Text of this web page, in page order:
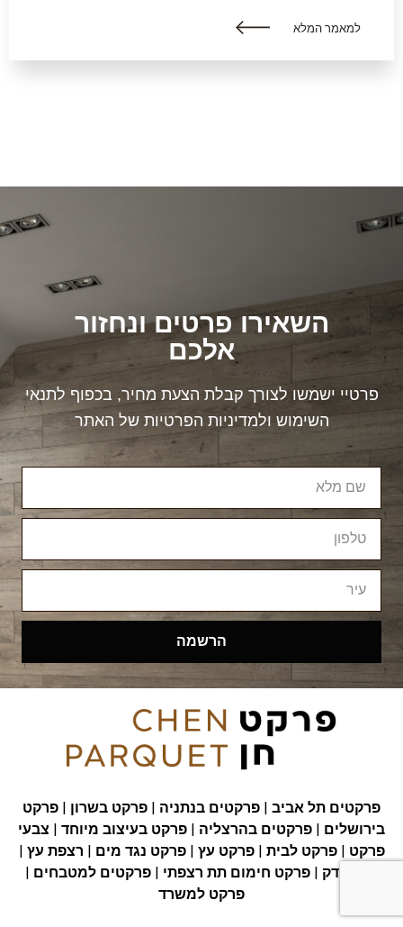
למאמר המלא
השאירו פרטים ונחזור
אלכם
פרטיי ישמשו לצורך קבלת הצעת מחיר, בכפוף לתנאי
השימוש ולמדיניות הפרטיות של האתר
הרשמה
פרקטים תל אביב פרקטים בנתניה פרקט בשרון
פרקט
בירושלים
פרקטים בהרצליה פרקט בעיצוב מיוחד
צבעי
פרקט |פרקט לבית |פרקט עץ |פרקט נגד מים רצפת עץ
רצפת דק |פרקט חימום תת רצפתי |פרקטים למטבחים
פרקט למשרד